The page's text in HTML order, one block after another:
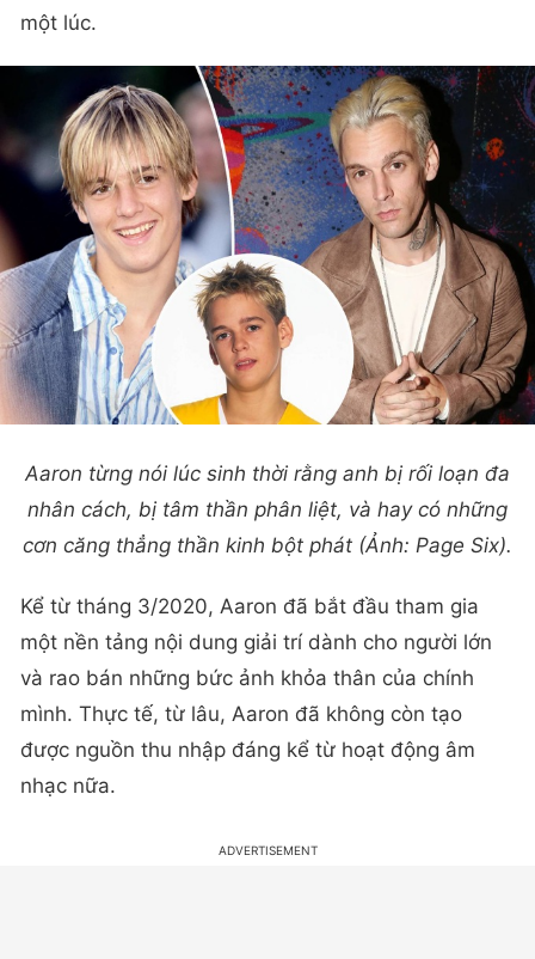
một lúc.
Aaron từng nói lúc sinh thời rằng anh bị rối loạn đa
nhân cách, bị tâm thần phân liệt, và hay có những
cơn căng thẳng thần kinh bột phát (Ảnh: Page Six).
Kể từ tháng 3/2020, Aaron đã bắt đầu tham gia
một nền tảng nội dung giải trí dành cho người lớn
và rao bán những bức ảnh khỏa thân của chính
mình. Thực tế, từ lâu, Aaron đã không còn tạo
được nguồn thu nhập đáng kể từ hoạt động âm
nhạc nữa.